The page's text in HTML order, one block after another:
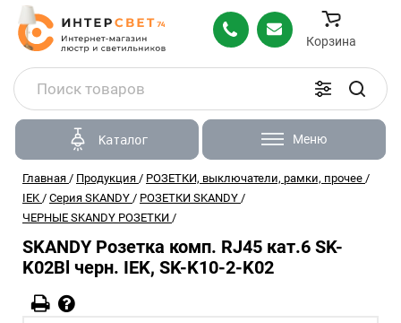
Корзина
Каталог Меню
Главная / Продукция / РОЗЕТКИ, выключатели, рамки, прочее /
IEK / Серия SKANDY / РОЗЕТКИ SKANDY /
ЧЕРНЫЕ SKANDY РОЗЕТКИ /
SKANDY Розетка комп. RJ45 кат.6 SK-
K02Bl черн. IEK, SK-K10-2-K02